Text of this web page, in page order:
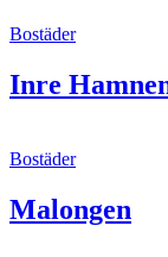
Bostäder
Inre
Bostäder
Malongen